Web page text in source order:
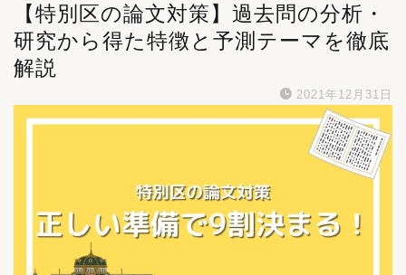
【特別区の論文対策】過去問の分析・
研究から得た特徴と予測テーマを徹底
解説
2021年12月31日